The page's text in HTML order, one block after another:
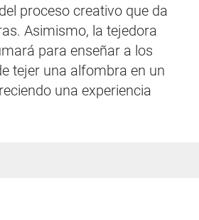
proceso creativo que da
Asimismo, la tejedora
para enseñar a los
tejer una alfombra en un
una experiencia